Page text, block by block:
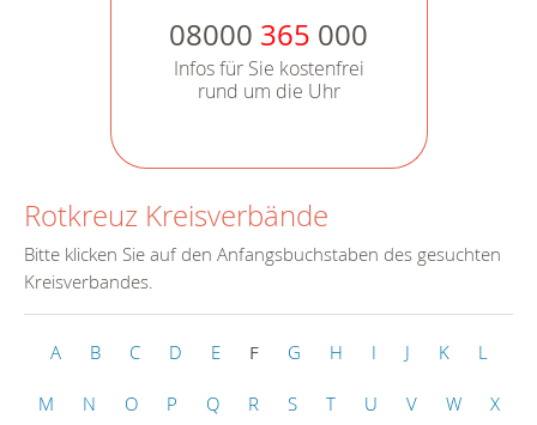
08000 365 000
Infos für Sie kostenfrei
rund um die Uhr
Rotkreuz Kreisverbände
Bitte klicken Sie auf den Anfangsbuchstaben des gesuchten
Kreisverbandes.
A B C D E F G H I J K L
M N O P Q R S T U V W X